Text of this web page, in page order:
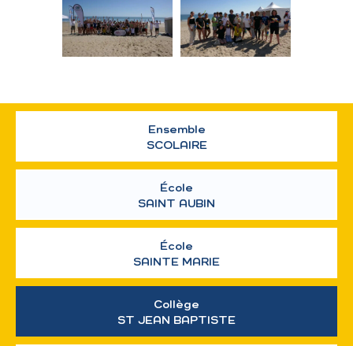
Ensemble
SCOLAIRE
École
SAINT AUBIN
École
SAINTE MARIE
Collège
ST JEAN BAPTISTE